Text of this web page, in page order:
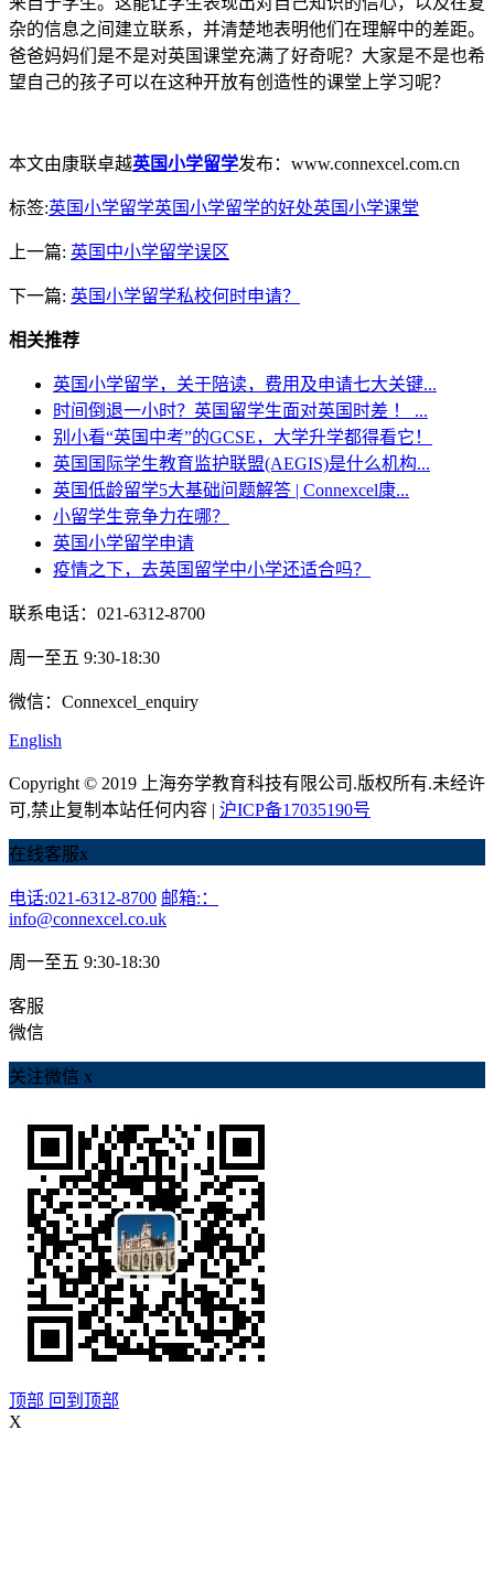
杂的信息之间建立联系，并清楚地表明他们在理解中的差距。
爸爸妈妈们是不是对英国课堂充满了好奇呢？大家是不是也希
望自己的孩子可以在这种开放有创造性的课堂上学习呢？
本文由康联卓越英国小学留学发布：www.connexcel.com.cn
标签:英国小学留学英国小学留学的好处英国小学课堂
上一篇: 英国中小学留学误区
下一篇: 英国小学留学私校何时申请？
相关推荐
英国小学留学，关于陪读，费用及申请七大关键...
时间倒退一小时？英国留学生面对英国时差 ！ ...
别小看“英国中考”的GCSE，大学升学都得看它！
英国国际学生教育监护联盟(AEGIS)是什么机构...
英国低龄留学5大基础问题解答 | Connexcel康...
小留学生竞争力在哪？
英国小学留学申请
疫情之下，去英国留学中小学还适合吗？
联系电话：021-6312-8700
周一至五 9:30-18:30
微信：Connexcel_enquiry
English
Copyright © 2019 上海夯学教育科技有限公司.版权所有.未经许
可,禁止复制本站任何内容 | 沪ICP备17035190号
在线客服x
电话:021-6312-8700 邮箱:：
info@connexcel.co.uk
周一至五 9:30-18:30
客服
微信
关注微信 x
顶部 回到顶部
X